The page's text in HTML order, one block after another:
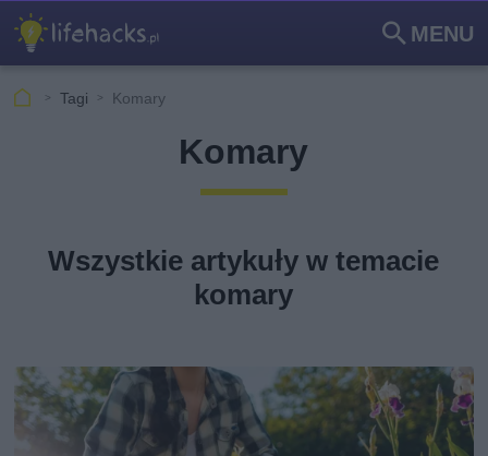
MENU
Szu
Tagi Komary
Komary
Wszystkie artykuły w temacie
komary